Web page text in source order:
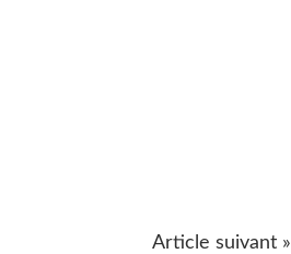
Article suivant »